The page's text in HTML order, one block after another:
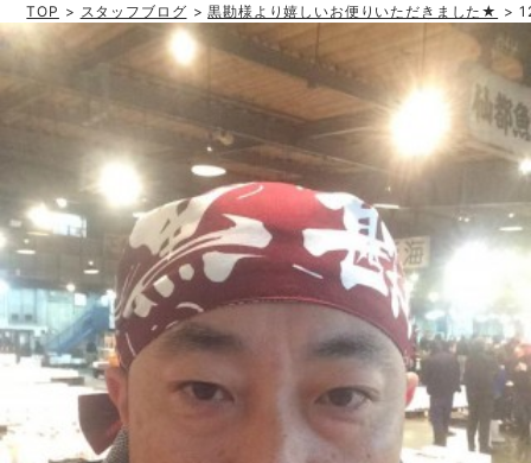
TOP > スタッフブログ >黒勘様より嬉しいお便りいただきました★ >